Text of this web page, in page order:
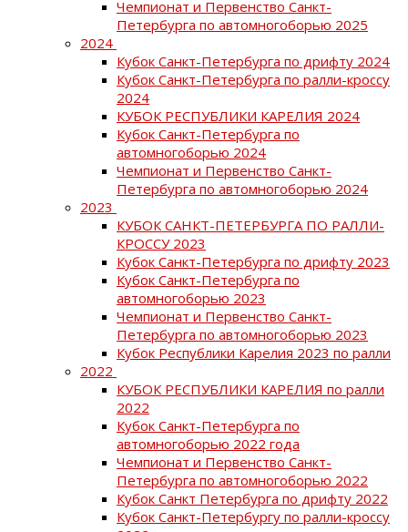
Чемпионат и Первенство Санкт-
Петербурга по автомногоборью 2025
2024
Кубок Санкт-Петербурга по дрифту 2024
Кубок Санкт-Петербурга по ралли-кроссу
2024
КУБОК РЕСПУБЛИКИ КАРЕЛИЯ 2024
Кубок Санкт-Петербурга по
автомногоборью 2024
Чемпионат и Первенство Санкт-
Петербурга по автомногоборью 2024
2023
КУБОК САНКТ-ПЕТЕРБУРГА ПО РАЛЛИ-
КРОССУ 2023
Кубок Санкт-Петербурга по дрифту 2023
Кубок Санкт-Петербурга по
автомногоборью 2023
Чемпионат и Первенство Санкт-
Петербурга по автомногоборью 2023
Кубок Республики Карелия 2023 по ралли
2022
КУБОК РЕСПУБЛИКИ КАРЕЛИЯ по ралли
2022
Кубок Санкт-Петербурга по
автомногоборью 2022 года
Чемпионат и Первенство Санкт-
Петербурга по автомногоборью 2022
Кубок Санкт Петербурга по дрифту 2022
Кубок Санкт-Петербургу по ралли-кроссу